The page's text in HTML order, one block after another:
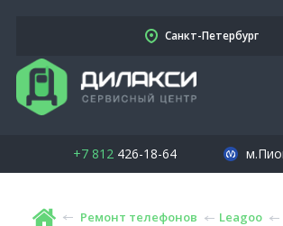
Санкт-Петербург
+7 812426-18-64
Ремонт телефонов Leagoo